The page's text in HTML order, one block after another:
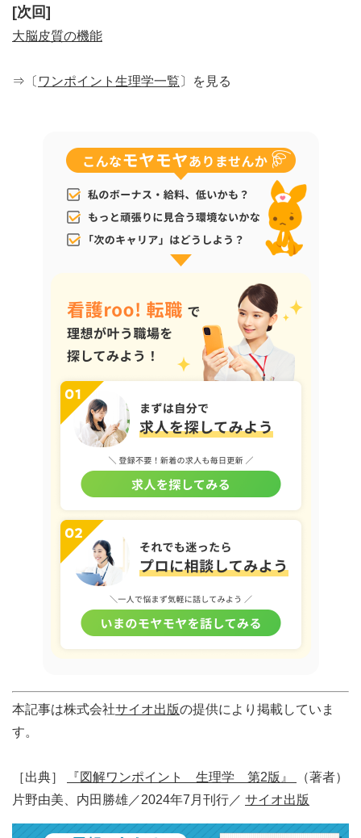
[次回]
大脳皮質の機能
⇒〔 ワンポイント生理学一覧 〕を見る
本記事は株式会社サイオ出版の提供により掲載していま
す。
［出典］ 『図解ワンポイント 生理学 第2版』
（著者）
片野由美、内田勝雄／2024年7月刊行／ サイオ出版